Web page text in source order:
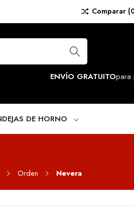
Comparar (
ENVÍO GRATUITOpara
DE HORNO
Orden Nevera